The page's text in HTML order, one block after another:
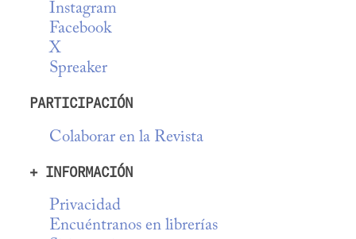
Instagram
Facebook
X
Spreaker
PARTICIPACIÓN
Colaborar en la Revista
+ INFORMACIÓN
Privacidad
Encuéntranos en librerías